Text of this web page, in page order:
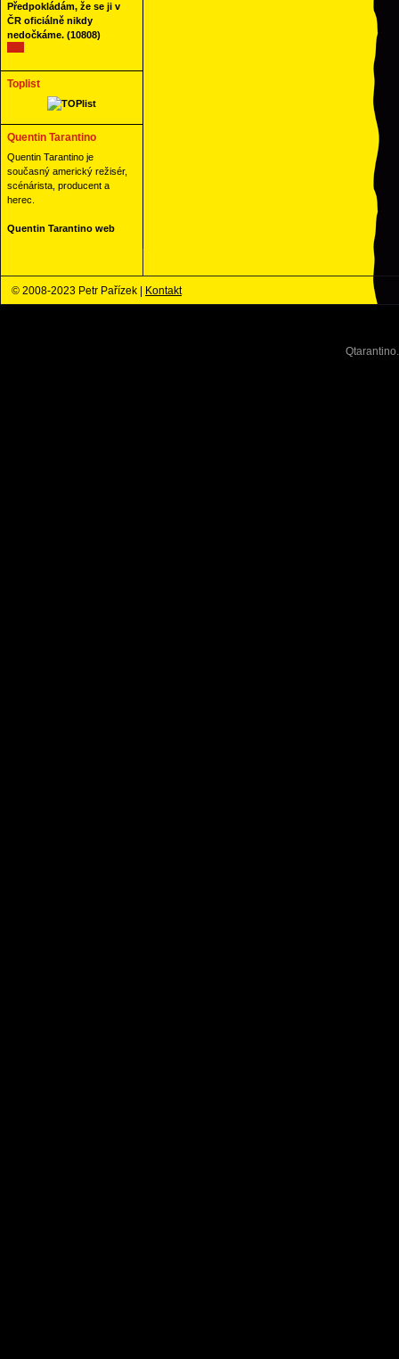
Předpokládám, že se ji v
ČR oficiálně nikdy
nedočkáme. (10808)
Toplist
Quentin Tarantino
Quentin Tarantino je
současný americký režisér,
scénárista, producent a
herec.
Quentin Tarantino web
© 2008-2023 Petr Pařízek | Kontakt